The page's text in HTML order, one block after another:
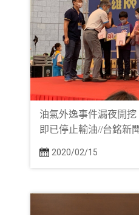
油氣外逸事件漏夜開
即已停止輸油//台銘新
2020/02/15